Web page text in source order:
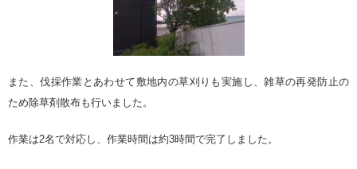
また、伐採作業とあわせて敷地内の草刈りも実施し、雑草の再発防止の
ため除草剤散布も行いました。
作業は2名で対応し、作業時間は約3時間で完了しました。